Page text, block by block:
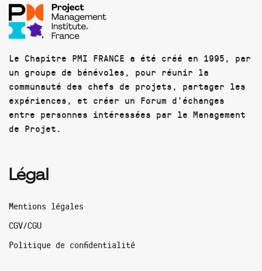
Le Chapitre PMI FRANCE a été créé en 1995, par
un groupe de bénévoles, pour réunir la
communauté des chefs de projets, partager les
expériences, et créer un Forum d'échanges
entre personnes intéressées par le Management
de Projet.
Légal
Mentions légales
CGV/CGU
Politique de confidentialité